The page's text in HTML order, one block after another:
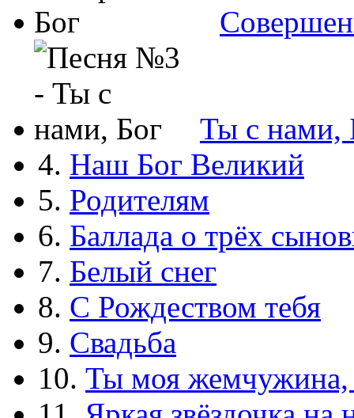
Ты с нами,
4. Наш Бог Великий
5. Родителям
6. Баллада о трёх
7. Белый снег
8. С Рождеством тебя
9. Свадьба
10. Ты моя жемчужина,